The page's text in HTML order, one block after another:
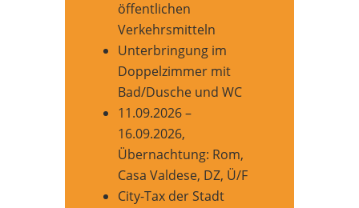
öffentlichen
Verkehrsmitteln
Unterbringung im
Doppelzimmer mit
Bad/Dusche und WC
11.09.2026 –
16.09.2026,
Übernachtung: Rom,
Casa Valdese, DZ, Ü/F
City-Tax der Stadt